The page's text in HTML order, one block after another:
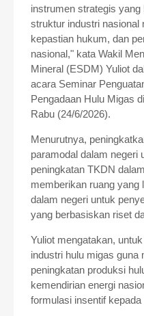
instrumen strategis
struktur industri nasional
kepastian hukum, dan
nasional," kata Wakil
Mineral (ESDM) Yuliot
acara Seminar
Pengadaan Hulu Migas
Rabu (24/6/2026).
Menurutnya,
paramodal dalam negeri
peningkatan TKDN
memberikan ruang yang
dalam negeri untuk
yang berbasiskan riset
Yuliot mengatakan,
industri hulu migas guna
peningkatan produksi
kemendirian energi
formulasi insentif